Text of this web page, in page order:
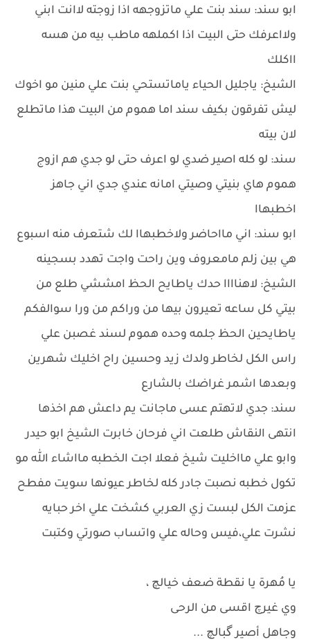
ابو سند: سند بنت علي ماتزوجهه اذا زوجته لاانت ابني
ولااعرفك حتى البيت اذا اكملهه ماطب بيه من هسه
ااكلك
الشيخ: ياجليل الحياء ياماتستحي بنت علي منين مو اخوك
ليش تفرقون بكيف سند اما هموم من البيت هذا ماتطلع
لان بيته
سند: لو كله اصير ضدي لو اعرف حتى لو جدي هم ازوج
هموم هاي بنيتي وصيتي امانه عندي جدي اني جاهز
اخطبهاا
ابو سند: اني مااحاضر ولاخطبهاا لك شتعرف منه اسبوع
هي بين زلم مامعروف وين راحت واجت تهدد بسجينه
الشيخ: لاهناااا حدك ياطايح الحظ امششي طلع من
بيتي كل ساعه تعيرون بيها من وراكم من ورا سوالفكم
ياطايحين الحظ جلمه وحده هموم لسند غصبن علي
راس الكل لخاطر ولدك زيد وحسين راح اخليك شهرين
وبعدها اشمر غراضك بالشارع
سند: جدي لاتهتم عسى ماجانت يم داعش هم اخذها
انتهى النقاش طلعت اني فرحان خابرت الشيخ ابو حيدر
وابو علي مااخليت شيخ فعلا اجت الخطبه مااشاء الله مو
تكول خطبه نصبت جادر كله لخاطر عيونها سويت مفطح
عزمت الكل لبست زي العربي كشخت علي اخر حبايه
نشرت علي،فيس وحاله علي واتساب صورتي وكتبت
يا مُهرة يا نقطة ضعف خيالچ ،
‏وي غيرچ اقسى من الرحى
‏وجاهل أصير گبالچ ...